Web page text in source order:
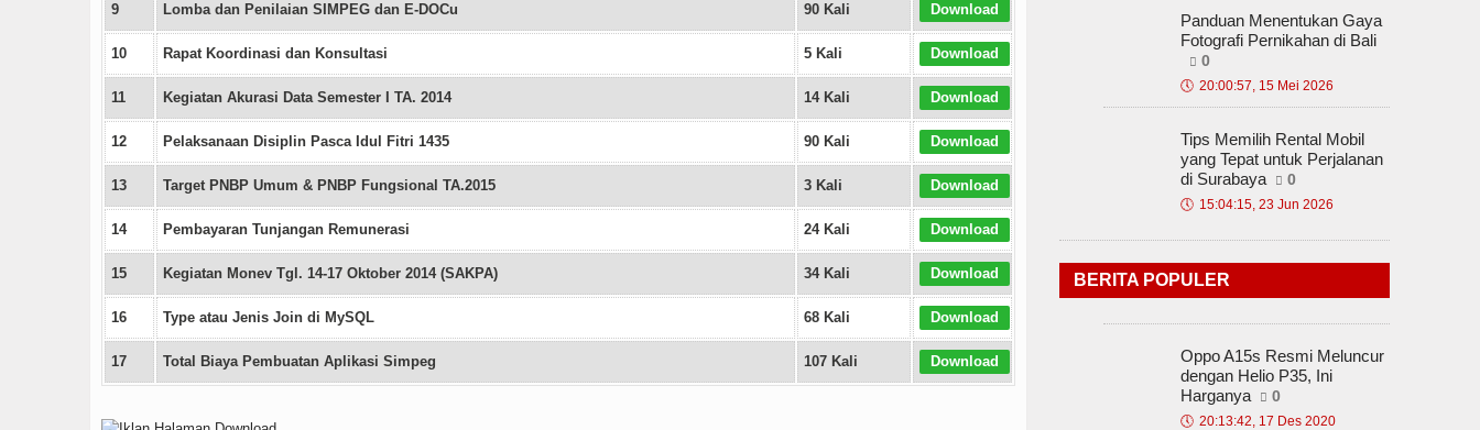
9 Lomba dan Penilaian SIMPEG dan E-DOCu 90 Kali Download
10 Rapat Koordinasi dan Konsultasi 5 Kali Download
11 Kegiatan Akurasi Data Semester I TA. 2014 14 Kali Download
12 Pelaksanaan Disiplin Pasca Idul Fitri 1435 90 Kali Download
13 Target PNBP Umum & PNBP Fungsional TA.2015 3 Kali Download
14 Pembayaran Tunjangan Remunerasi 24 Kali Download
15 Kegiatan Monev Tgl. 14-17 Oktober 2014 (SAKPA) 34 Kali Download
16 Type atau Jenis Join di MySQL 68 Kali Download
17 Total Biaya Pembuatan Aplikasi Simpeg 107 Kali Download
Panduan Menentukan Gaya
Fotografi Pernikahan di Bali
0
🕔 20:00:57, 15 Mei 2026
Tips Memilih Rental Mobil
yang Tepat untuk Perjalanan
di Surabaya
0
🕔 15:04:15, 23 Jun 2026
BERITA POPULER
Oppo A15s Resmi Meluncur
dengan Helio P35, Ini
Harganya
0
🕔 20:13:42, 17 Des 2020